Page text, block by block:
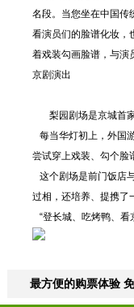
名段。当您坐在中国传
看演员们的脸谱化妆，
着戏装勾画脸谱，与演
京剧演出
梨园剧场是京城首家
每当华灯初上，外国
尝试穿上戏装、勾个脸
这个剧场是前门饭店
过相，还培养、提携了
“登长城、吃烤鸭、看
最方便的购票体验